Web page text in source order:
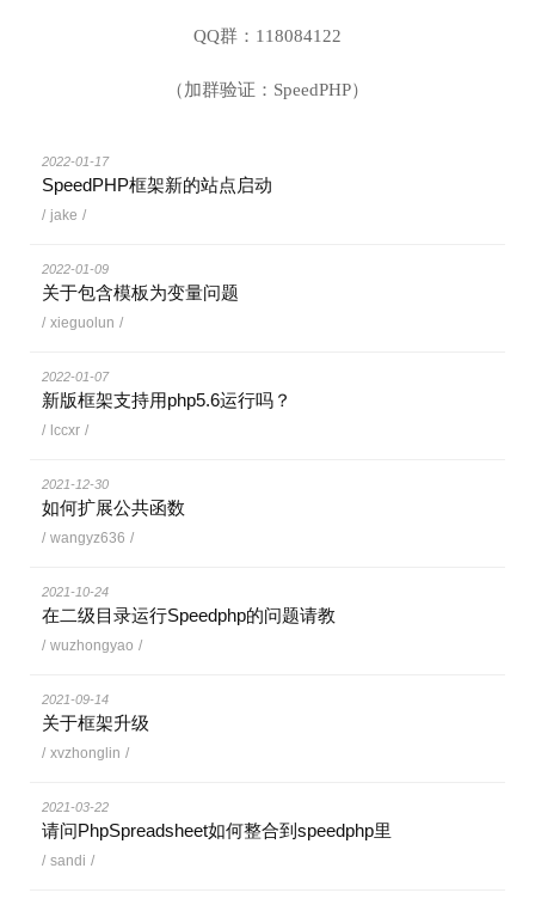
QQ群：118084122
（加群验证：SpeedPHP）
2022-01-17
SpeedPHP框架新的站点启动
/ jake /
2022-01-09
关于包含模板为变量问题
/ xieguolun /
2022-01-07
新版框架支持用php5.6运行吗？
/ lccxr /
2021-12-30
如何扩展公共函数
/ wangyz636 /
2021-10-24
在二级目录运行Speedphp的问题请教
/ wuzhongyao /
2021-09-14
关于框架升级
/ xvzhonglin /
2021-03-22
请问PhpSpreadsheet如何整合到speedphp里
/ sandi /